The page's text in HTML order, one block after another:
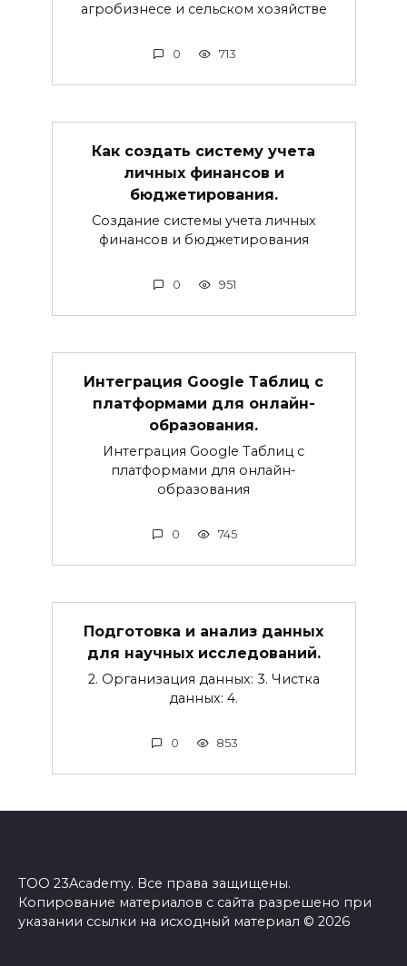
агробизнесе и сельском хозяйстве
0 713
Как создать систему учета
личных финансов и
бюджетирования.
Создание системы учета личных
финансов и бюджетирования
0 951
Интеграция Google Таблиц с
платформами для онлайн-
образования.
Интеграция Google Таблиц с
платформами для онлайн-
образования
0 745
Подготовка и анализ данных
для научных исследований.
2. Организация данных: 3. Чистка
данных: 4.
0 853
ТОО 23Academy. Все права защищены.
Копирование материалов с сайта разрешено при
указании ссылки на исходный материал © 2026